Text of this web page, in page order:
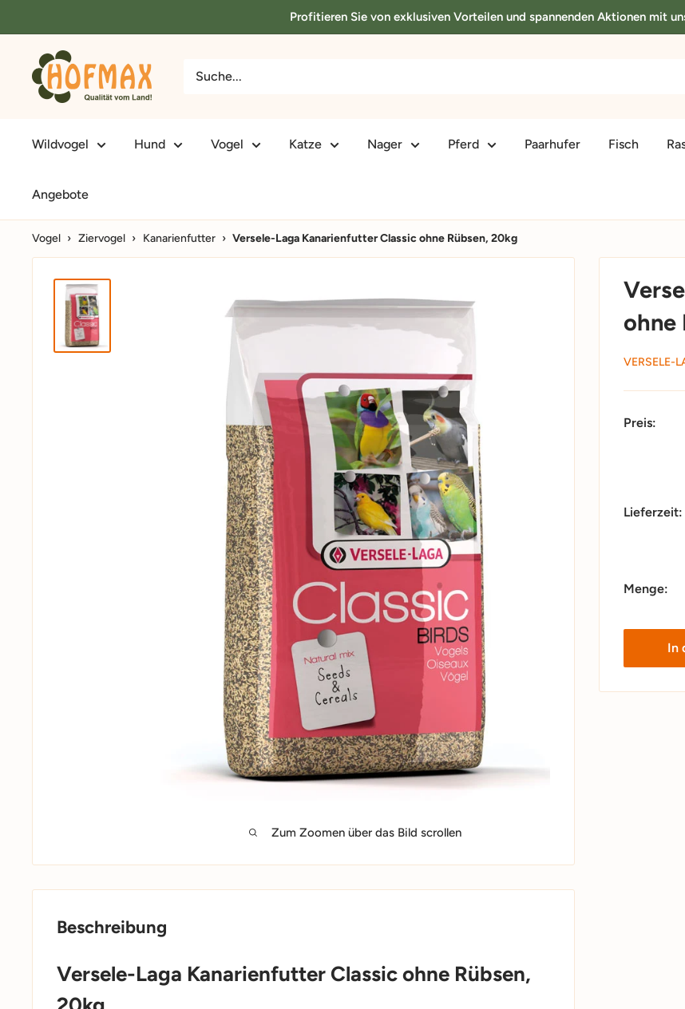
zum
Profitieren Sie von exklusiven Vorteilen und spannenden Aktionen mit
hofmax.de
Wildvogel Hund Vogel Katze Nager Pferd Paarhufer Fisch
Angebote
Vogel › Ziervogel › Kanarienfutter › Versele-Laga Kanarienfutter Classic ohne Rübsen, 20kg
Zum Zoomen über das Bild scrollen
ohne
VERSELE-
Preis:
Lieferzeit:
Menge:
In
Beschreibung
Versele-Laga Kanarienfutter Classic ohne Rübsen,